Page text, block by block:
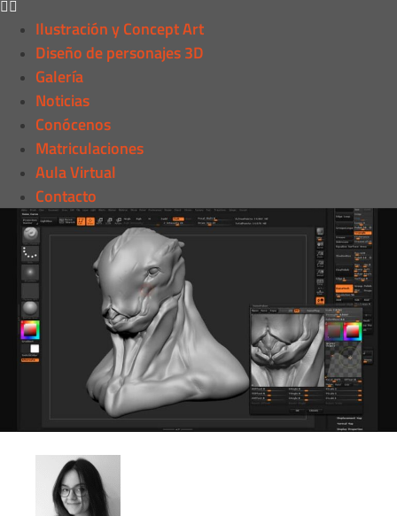
Ilustración y Concept Art
Diseño de personajes 3D
Galería
Noticias
Conócenos
Matriculaciones
Aula Virtual
Contacto